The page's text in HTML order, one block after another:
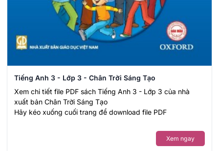
Tiếng Anh 3 - Lớp 3 - Chân Trời Sáng Tạo
Xem chi tiết file PDF sách Tiếng Anh 3 - Lớp 3 của nhà
xuất bản Chân Trời Sáng Tạo
Hãy kéo xuống cuối trang để download file PDF
Xem ngay